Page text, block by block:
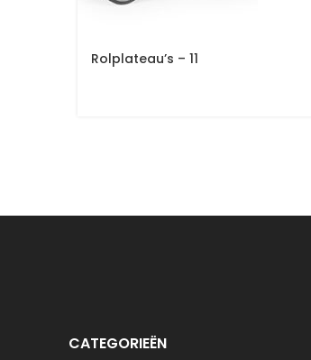
Rolplateau’s – 11
CATEGORIEËN